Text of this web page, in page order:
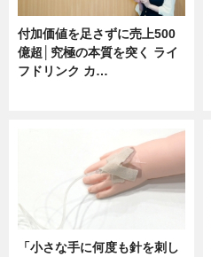
付加価値を足さずに売上500
億超│究極の本質を突く ライ
フドリンク カ…
「小さな手に何度も針を刺し